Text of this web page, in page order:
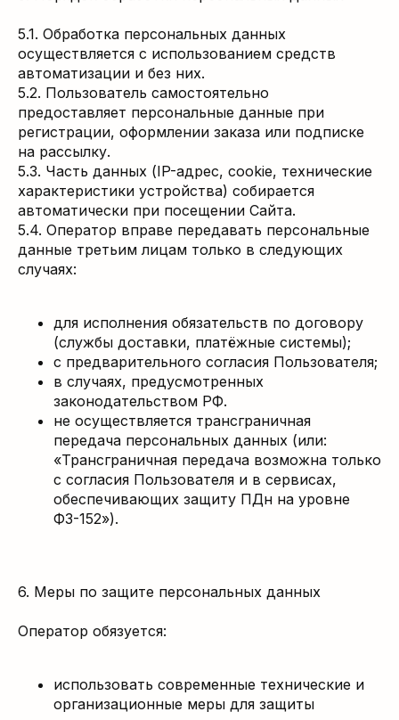
5.1. Обработка персональных данных
осуществляется с использованием средств
автоматизации и без них.
5.2. Пользователь самостоятельно
предоставляет персональные данные при
регистрации, оформлении заказа или подписке
на рассылку.
5.3. Часть данных (IP-адрес, cookie, технические
характеристики устройства) собирается
автоматически при посещении Сайта.
5.4. Оператор вправе передавать персональные
данные третьим лицам только в следующих
случаях:
для исполнения обязательств по договору
(службы доставки, платёжные системы);
с предварительного согласия Пользователя;
в случаях, предусмотренных
законодательством РФ.
не осуществляется трансграничная
передача персональных данных (или:
«Трансграничная передача возможна только
с согласия Пользователя и в сервисах,
обеспечивающих защиту ПДн на уровне
ФЗ-152»).
6. Меры по защите персональных данных
Оператор обязуется:
использовать современные технические и
организационные меры для защиты